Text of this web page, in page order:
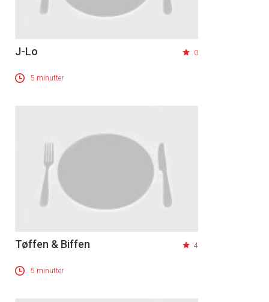
J-Lo 0
5 minutter
Tøffen & Biffen 4
5 minutter